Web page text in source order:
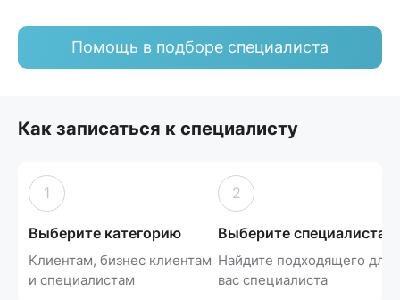
Помощь в подборе специалиста
Как записаться к специалисту
1
Выберите категорию
Клиентам, бизнес клиентам
и специалистам
2
Выберите специалиста
Найдите подходящего для
вас специалиста